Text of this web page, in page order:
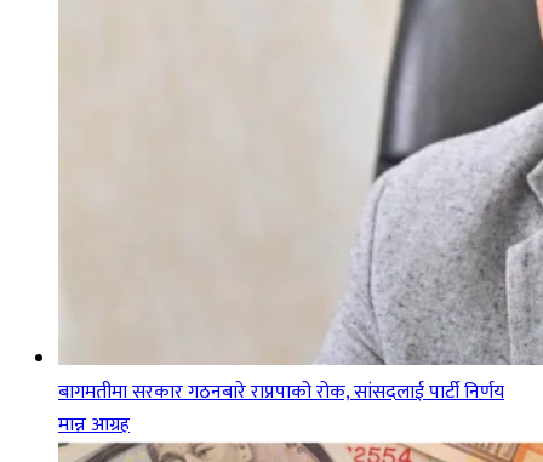
बागमतीमा सरकार गठनबारे राप्रपाको रोक, सांसदलाई पार्टी निर्णय
मान्न आग्रह